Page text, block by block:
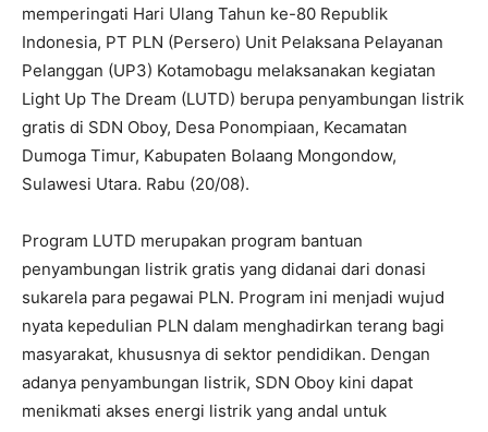
memperingati Hari Ulang Tahun ke-80 Republik
Indonesia, PT PLN (Persero) Unit Pelaksana Pelayanan
Pelanggan (UP3) Kotamobagu melaksanakan kegiatan
Light Up The Dream (LUTD) berupa penyambungan listrik
gratis di SDN Oboy, Desa Ponompiaan, Kecamatan
Dumoga Timur, Kabupaten Bolaang Mongondow,
Sulawesi Utara. Rabu (20/08).
Program LUTD merupakan program bantuan
penyambungan listrik gratis yang didanai dari donasi
sukarela para pegawai PLN. Program ini menjadi wujud
nyata kepedulian PLN dalam menghadirkan terang bagi
masyarakat, khususnya di sektor pendidikan. Dengan
adanya penyambungan listrik, SDN Oboy kini dapat
menikmati akses energi listrik yang andal untuk